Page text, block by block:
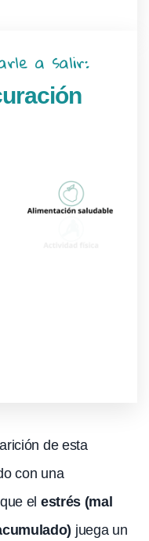
a salir:
de esta
con una
el estrés (mal
juega un